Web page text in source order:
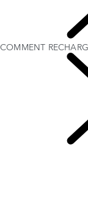
COMMENT